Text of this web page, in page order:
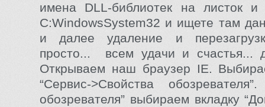
имена DLL-библиотек на листок и
C:WindowsSystem32 и ищете там
и далее удаление и
просто... всем удачи и счастья...
Открываем наш браузер IE.
“Сервис->Свойства
обозревателя” выбираем вкладку